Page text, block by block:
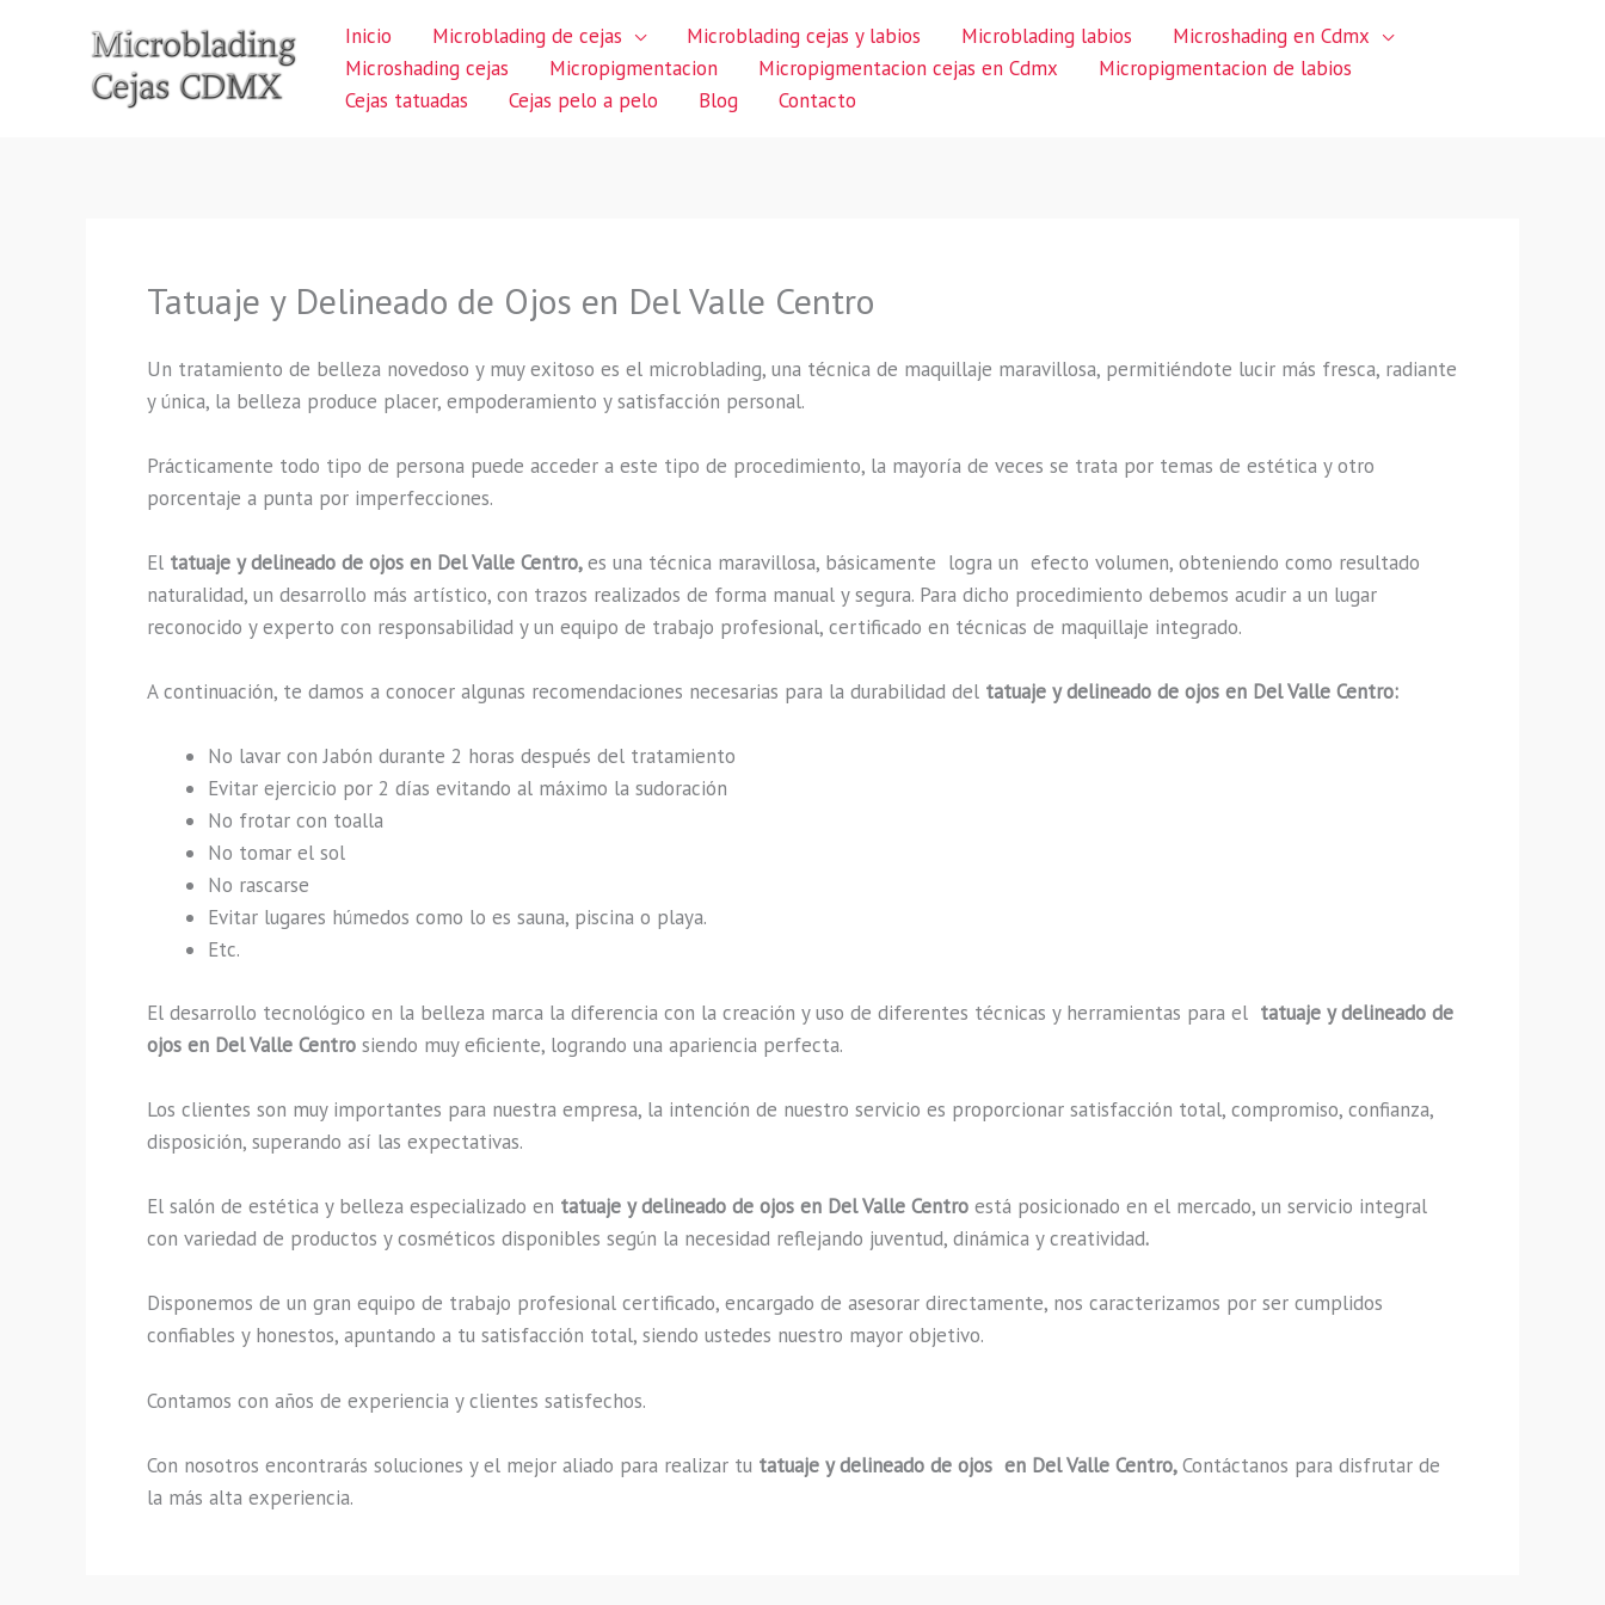
Inicio Microblading de cejas Microblading cejas y labios Microblading labios
Microshading en Cdmx
Microshading cejas
Micropigmentacion Micropigmentacion cejas en Cdmx
Micropigmentacion de labios
Cejas tatuadas
Cejas pelo a pelo Blog Contacto
Tatuaje y Delineado de Ojos en Del Valle Centro
Un tratamiento de belleza novedoso y muy exitoso es el microblading, una técnica de maquillaje maravillosa, permitiéndote lucir más fresca, radiante
y única, la belleza produce placer, empoderamiento y satisfacción personal.
Prácticamente todo tipo de persona puede acceder a este tipo de procedimiento, la mayoría de veces se trata por temas de estética y otro
porcentaje a punta por imperfecciones.
El tatuaje y delineado de ojos en Del Valle Centro,es una técnica maravillosa, básicamente logra un efecto volumen, obteniendo como resultado
naturalidad, un desarrollo más artístico, con trazos realizados de forma manual y segura. Para dicho procedimiento debemos acudir a un lugar
reconocido y experto con responsabilidad y un equipo de trabajo profesional, certificado en técnicas de maquillaje integrado.
A continuación, te damos a conocer algunas recomendaciones necesarias para la durabilidad del tatuaje y delineado de ojos en Del Valle Centro:
No lavar con Jabón durante 2 horas después del tratamiento
Evitar ejercicio por 2 días evitando al máximo la sudoración
No frotar con toalla
No tomar el sol
No rascarse
Evitar lugares húmedos como lo es sauna, piscina o playa.
Etc.
El desarrollo tecnológico en la belleza marca la diferencia con la creación y uso de diferentes técnicas y herramientas para el tatuaje y delineado de
ojos en Del Valle Centro siendo muy eficiente, logrando una apariencia perfecta.
Los clientes son muy importantes para nuestra empresa, la intención de nuestro servicio es proporcionar satisfacción total, compromiso, confianza,
disposición, superando así las expectativas.
El salón de estética y belleza especializado en tatuaje y delineado de ojos en Del Valle Centro está posicionado en el mercado, un servicio integral
con variedad de productos y cosméticos disponibles según la necesidad reflejando juventud, dinámica y creatividad.
Disponemos de un gran equipo de trabajo profesional certificado, encargado de asesorar directamente, nos caracterizamos por ser cumplidos
confiables y honestos, apuntando a tu satisfacción total, siendo ustedes nuestro mayor objetivo.
Contamos con años de experiencia y clientes satisfechos.
Con nosotros encontrarás soluciones y el mejor aliado para realizar tu tatuaje y delineado de ojos en Del Valle Centro,Contáctanos para disfrutar de
la más alta experiencia.